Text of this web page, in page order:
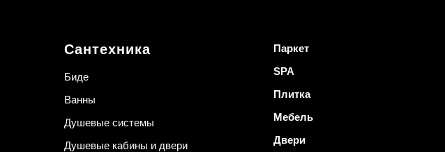
Сантехника
Биде
Ванны
Душевые системы
Душевые кабины и двери
Паркет
SPA
Плитка
Мебель
Двери